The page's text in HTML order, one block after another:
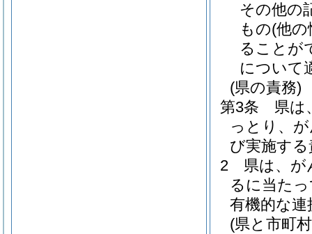
その他の
もの(他
ることが
について
(県の責務)
第3条
県は
っとり、
び実施す
2
県は、が
るに当た
有機的な
(県と市町